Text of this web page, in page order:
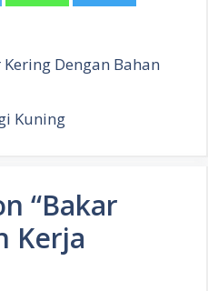
Dengan Bahan
Kuning
“Bakar
Kerja